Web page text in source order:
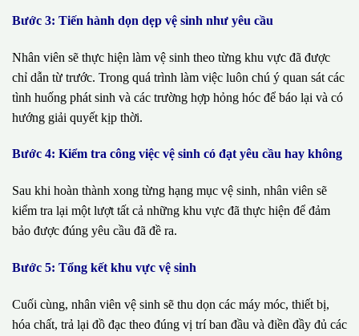
Bước 3: Tiến hành dọn dẹp vệ sinh như yêu cầu
Nhân viên sẽ thực hiện làm vệ sinh theo từng khu vực đã được
chỉ dẫn từ trước. Trong quá trình làm việc luôn chú ý quan sát các
tình huống phát sinh và các trường hợp hỏng hóc để báo lại và có
hướng giải quyết kịp thời.
Bước 4: Kiểm tra công việc vệ sinh có đạt yêu cầu hay không
Sau khi hoàn thành xong từng hạng mục vệ sinh, nhân viên sẽ
kiểm tra lại một lượt tất cả những khu vực đã thực hiện để đảm
bảo được đúng yêu cầu đã đề ra.
Bước 5: Tổng kết khu vực vệ sinh
Cuối cùng, nhân viên vệ sinh sẽ thu dọn các máy móc, thiết bị,
hóa chất, trả lại đồ đạc theo đúng vị trí ban đầu và điền đầy đủ các